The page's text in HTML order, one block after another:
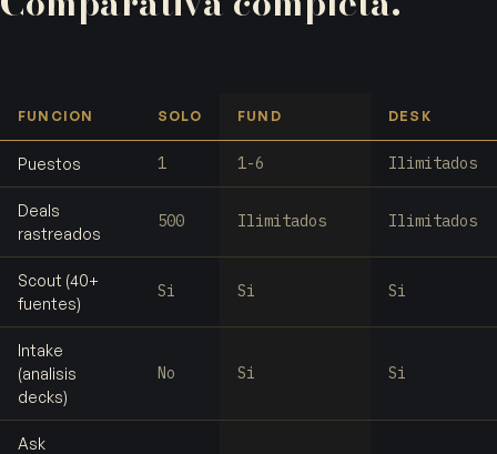
FUNCION SOLO FUND DESK
Puestos 1 1-6 Ilimitados
Deals
rastreados
500 Ilimitados Ilimitados
Scout (40+
fuentes)
Si Si Si
Intake
(analisis
decks)
No Si Si
Ask